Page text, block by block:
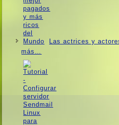
Las actrices y
más…